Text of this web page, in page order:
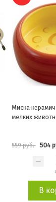
Миска
грызунов
144 руб. 130
В